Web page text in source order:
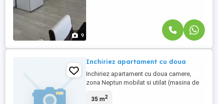
9
Inchiriez apartament cu doua
Inchiriez apartament cu doua camere,
zona Neptun mobilat si utilat (masina de
gaz),parchet, geamuri PVC,usa metalica,
35 m2